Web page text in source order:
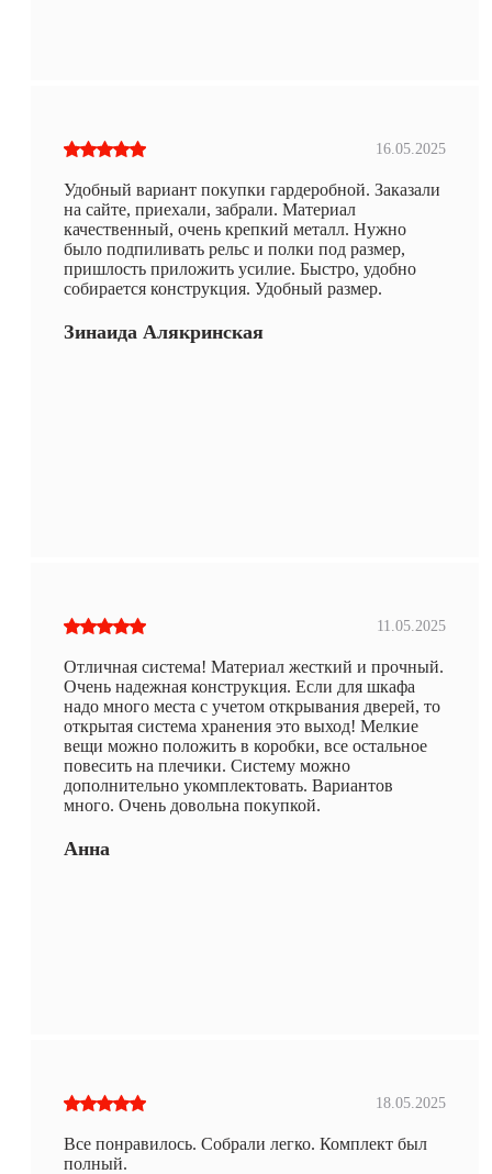
16.05.2025
Удобный вариант покупки гардеробной. Заказали
на сайте, приехали, забрали. Материал
качественный, очень крепкий металл. Нужно
было подпиливать рельс и полки под размер,
пришлость приложить усилие. Быстро, удобно
собирается конструкция. Удобный размер.
Зинаида Алякринская
11.05.2025
Отличная система! Материал жесткий и прочный.
Очень надежная конструкция. Если для шкафа
надо много места с учетом открывания дверей, то
открытая система хранения это выход! Мелкие
вещи можно положить в коробки, все остальное
повесить на плечики. Систему можно
дополнительно укомплектовать. Вариантов
много. Очень довольна покупкой.
Анна
18.05.2025
Все понравилось. Собрали легко. Комплект был
полный.